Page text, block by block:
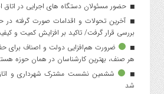
حضور مسئولان دستگاه های اجرایی در اتاق
آخرین تحولات و اقدامات صورت گرفته در
بررسی قرار گرفت/ تاکید بر افزایش کمیت و
ضرورت هم‌افزایی دولت و اصناف برای
هر صنف، بهترین کارشناسان در همان حوزه
ششمین نشست مشترک شهرداری و اتاق
شد